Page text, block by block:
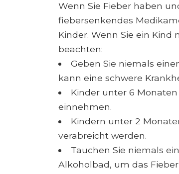
Wenn Sie Fieber haben
fiebersenkendes
Kinder. Wenn Sie ein
beachten:
Geben Sie niemals
kann eine schwere
Kinder unter 6
einnehmen.
Kindern unter 2
verabreicht werden.
Tauchen Sie niemals
Alkoholbad, um das